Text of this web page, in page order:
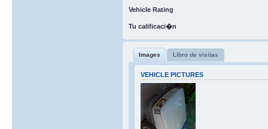
Vehicle Rating
Tu calificaci�n
Images Libro de visitas
VEHICLE PICTURES